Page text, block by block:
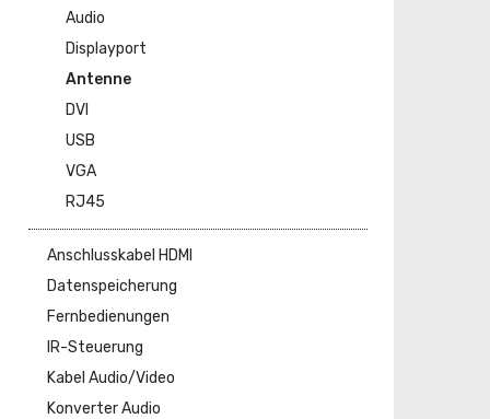
Audio
Displayport
Antenne
DVI
USB
VGA
RJ45
Anschlusskabel HDMI
Datenspeicherung
Fernbedienungen
IR-Steuerung
Kabel Audio/Video
Konverter Audio